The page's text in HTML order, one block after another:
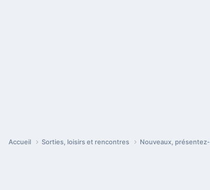
Accueil Sorties, loisirs et rencontres Nouveaux,